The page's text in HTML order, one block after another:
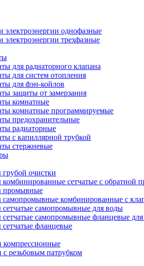
электроэнергии однофазные
электроэнергии трехфазные
для радиаторного клапана
для систем отопления
для фэн-койлов
защиты от замерзания
комнатные
комнатные программируемые
предохранительные
радиаторные
с капиллярной трубкой
стержневые
очистки
сетчатые с обратной
промывные
комбинированные с
самопромывные для воды
самопромывные фланцевые
фланцевые
резьбовым патрубком